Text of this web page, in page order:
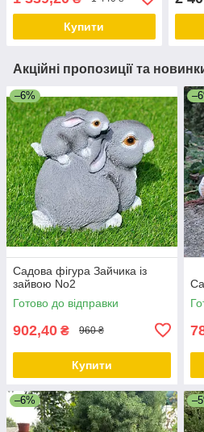
Купити
Акційні пропозиції та
–6%
Садова фігура Зайчика із
зайвою No2
Готово до відправки
902,40 ₴ 960 ₴
Купити
–6%